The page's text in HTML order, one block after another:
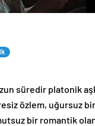
süredir platonik
özlem, uğursuz
bir romantik